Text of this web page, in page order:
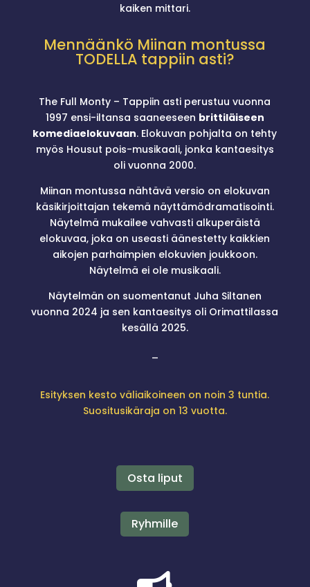
kaiken mittari.
Mennäänkö Miinan montussa
TODELLA tappiin asti?
The Full Monty – Tappiin asti perustuu vuonna
1997 ensi-iltansa saaneeseen brittiläiseen
komediaelokuvaan. Elokuvan pohjalta on tehty
myös Housut pois-musikaali, jonka kantaesitys
oli vuonna 2000.
Miinan montussa nähtävä versio on elokuvan
käsikirjoittajan tekemä näyttämödramatisointi.
Näytelmä mukailee vahvasti alkuperäistä
elokuvaa, joka on useasti äänestetty kaikkien
aikojen parhaimpien elokuvien joukkoon.
Näytelmä ei ole musikaali.
Näytelmän on suomentanut Juha Siltanen
vuonna 2024 ja sen kantaesitys oli Orimattilassa
kesällä 2025.
Esityksen kesto väliaikoineen on noin 3 tuntia.
Suositusikäraja on 13 vuotta.
Osta liput
Ryhmille